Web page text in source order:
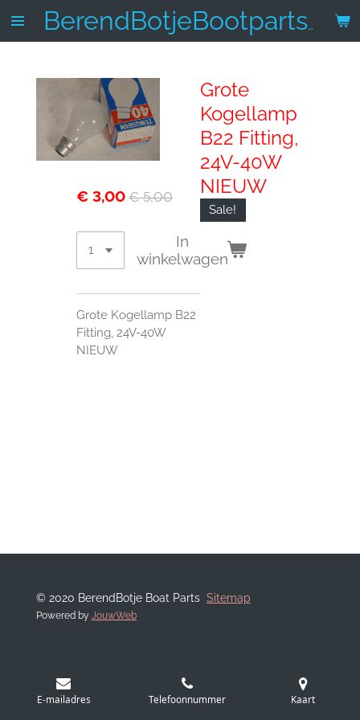
Ga
BerendBotjeBootparts.nl
Grote
Kogellamp
B22 Fitting,
24V-40W
NIEUW
Sale!
€ 3,00 € 5,00
In
winkelwagen
Grote Kogellamp B22
Fitting, 24V-40W
NIEUW
© 2020 BerendBotje Boat Parts Sitemap
Powered by JouwWeb
E-mailadres Telefoonnummer Kaart